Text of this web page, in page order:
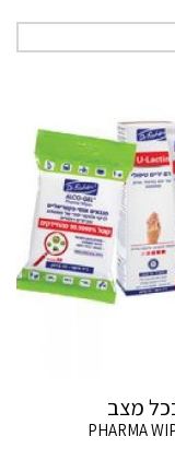
מצב